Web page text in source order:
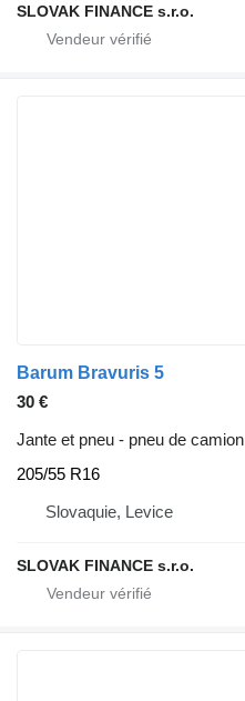
SLOVAK FINANCE s.r.o.
Barum Bravuris 5
30 €
Jante et pneu - pneu de camion
205/55 R16
Slovaquie, Levice
SLOVAK FINANCE s.r.o.